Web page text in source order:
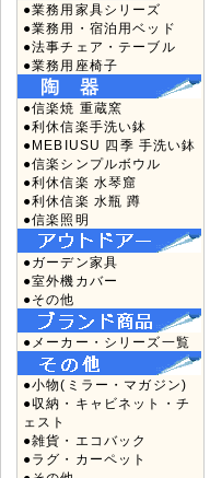
●業務用家具シリーズ
●業務用・宿泊用ベッド
●法事チェア・テーブル
●業務用座椅子
●信楽焼 重蔵窯
●利休信楽手洗い鉢
●MEBIUSU 四季 手洗い鉢
●信楽シンプルボウル
●利休信楽 水琴窟
●利休信楽 水瓶 蹲
●信楽照明
●ガーデン家具
●室外機カバー
●その他
●メーカー・シリーズ一覧
●小物(ミラー・マガジン)
●収納・キャビネット・チ
ェスト
●雑貨・エコバック
●ラグ・カーペット